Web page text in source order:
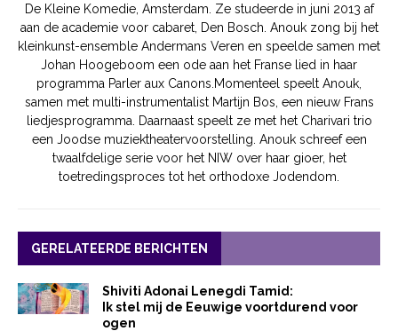
De Kleine Komedie, Amsterdam. Ze studeerde in juni 2013 af
aan de academie voor cabaret, Den Bosch.​ Anouk zong bij het
kleinkunst-ensemble Andermans Veren en speelde samen met
Johan Hoogeboom een ode aan het Franse lied in haar
programma Parler aux Canons. ​Momenteel speelt Anouk,
samen met multi-instrumentalist Martijn Bos, een nieuw Frans
liedjesprogramma. Daarnaast speelt ze met het Charivari trio
een Joodse muziektheatervoorstelling. Anouk schreef een
twaalfdelige serie voor het NIW over haar gioer, het
toetredingsproces tot het orthodoxe Jodendom.
GERELATEERDE BERICHTEN
Shiviti Adonai Lenegdi Tamid:
Ik stel mij de Eeuwige voortdurend voor
ogen